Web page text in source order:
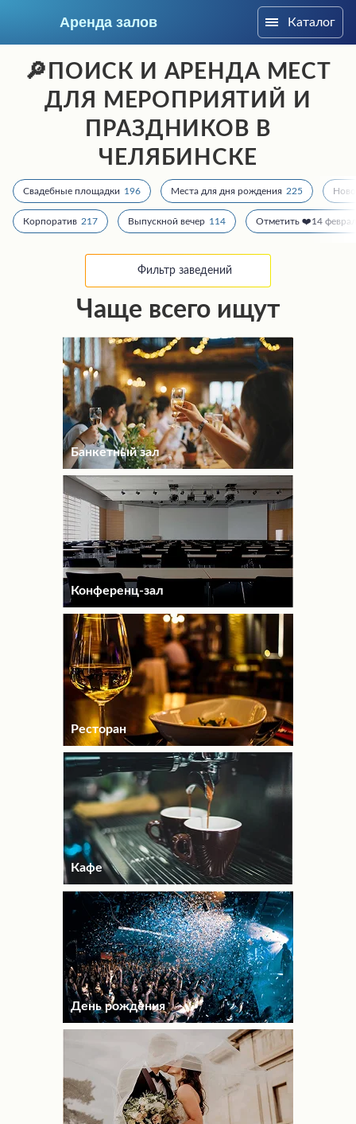
Аренда залов
+7 (909) 069-16-43
Подберите мне зал
Каталог
🔎ПОИСК И АРЕНДА МЕСТ
ДЛЯ МЕРОПРИЯТИЙ И
ПРАЗДНИКОВ В
ЧЕЛЯБИНСКЕ
Свадебные площадки 196 Места для дня рождения 225
Корпоратив 217 Выпускной вечер 114 Отметить ❤️14
Фильтр заведений
Чаще всего ищут
Банкетный зал
Конференц-зал
Ресторан
Кафе
День рождения